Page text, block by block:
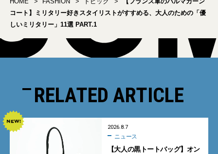
コート】ミリタリー好きスタイリストがすすめる、大人のための「優
しいミリタリー」11選 PART.1
RELATED ARTICLE
2026.8.7
ニュース
【大人の黒トートバッグ】オン